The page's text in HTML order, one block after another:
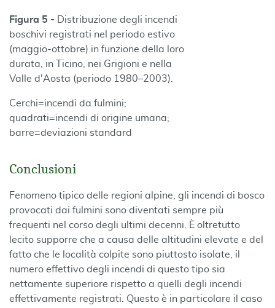
Figura 5 -
Distribuzione degli incendi
boschivi registrati nel periodo estivo
(maggio-ottobre) in funzione della loro
durata, in Ticino, nei Grigioni e nella
Valle d'Aosta (periodo 1980–2003).
Cerchi=incendi da fulmini;
quadrati=incendi di origine umana;
barre=deviazioni standard
Conclusioni
Fenomeno tipico delle regioni alpine, gli incendi di bosco
provocati dai fulmini sono diventati sempre più
frequenti nel corso degli ultimi decenni. È oltretutto
lecito supporre che a causa delle altitudini elevate e del
fatto che le località colpite sono piuttosto isolate, il
numero effettivo degli incendi di questo tipo sia
nettamente superiore rispetto a quelli degli incendi
effettivamente registrati. Questo è in particolare il caso